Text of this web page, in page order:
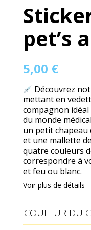
pet’s
5,00 €
Découvrez
mettant en
compagnon
du monde
un petit chapeau
et une mallette
quatre couleurs
correspondre à
et feu ou blanc.
Voir plus de détails
COULEUR DU